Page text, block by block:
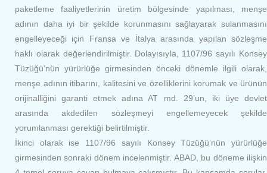
paketleme faaliyetlerinin üretim bölgesinde yapılması, menşe
adının daha iyi bir şekilde korunmasını sağlayarak sulanmasını
engelleyeceği için Fransa ve İtalya arasında yapılan sözleşme
haklı olarak değerlendirilmiştir. Dolayısıyla, 1107/96 sayılı Konsey
Tüzüğü’nün yürürlüğe girmesinden önceki dönemle ilgili olarak,
menşe adının itibarını, kalitesini ve özelliklerini korumak ve ürünün
orijinalliğini garanti etmek adına AT md. 29’un, iki üye devlet
arasında akdedilen sözleşmeyi engellemeyecek şekilde
yorumlanması gerektiği belirtilmiştir.
İkinci olarak ise 1107/96 sayılı Konsey Tüzüğü’nün yürürlüğe
girmesinden sonraki dönem incelenmiştir. ABAD, bu döneme ilişkin